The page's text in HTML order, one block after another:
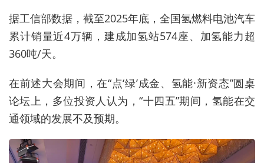
据工信部数据，截至2025年底，全国氢燃料电池汽车
累计销量近4万辆，建成加氢站574座、加氢能力超
360吨/天。
在前述大会期间，在“点‘绿’成金、氢能·新资态”圆桌
论坛上，多位投资人认为 ，“十四五”期间，氢能在交
通领域的发展不及预期。